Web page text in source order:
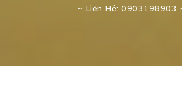
~ Liên Hệ: 0903198903